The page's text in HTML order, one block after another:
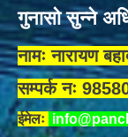
गुनासो सुन्ने
नामः नारायण
सम्पर्क नः
ईमेलः